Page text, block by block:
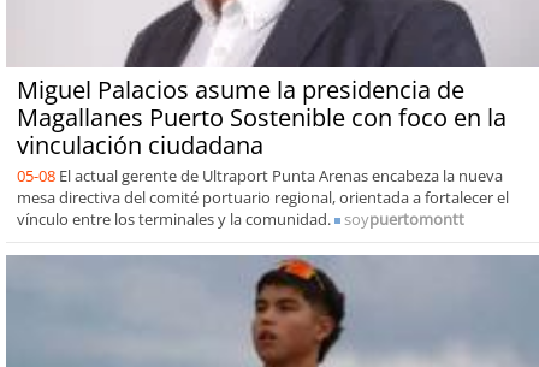
Miguel Palacios asume la presidencia de
Magallanes Puerto Sostenible con foco en la
vinculación ciudadana
05-08 El actual gerente de Ultraport Punta Arenas encabeza la nueva
mesa directiva del comité portuario regional, orientada a fortalecer el
vínculo entre los terminales y la comunidad.
soypuertomontt